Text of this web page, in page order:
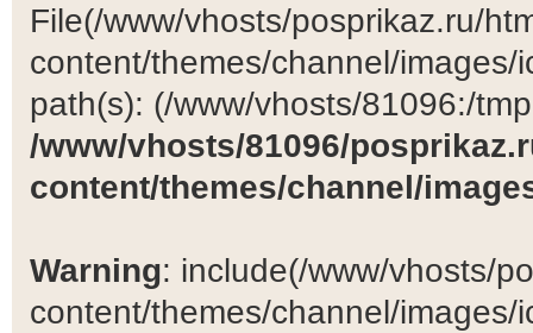
File(/www/vhosts/posprikaz.ru/
content/themes/channel/
path(s): (/www/vhosts/81096:/
/www/vhosts/81096/
content/themes/channel/
Warning: include(/www/vhosts/
content/themes/channel/